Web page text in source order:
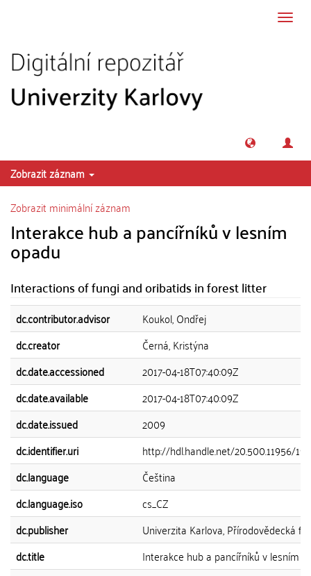
Zobrazit záznam
Zobrazit minimální záznam
Interakce hub a pancířníků v lesním
opadu
Interactions of fungi and oribatids in forest litter
dc.contributor.advisor
Koukol, Ondřej
dc.creator
Černá, Kristýna
dc.date.accessioned
2017-04-18T07:40:09Z
dc.date.available
2017-04-18T07:40:09Z
dc.date.issued
2009
dc.identifier.uri
http://hdl.handle.net/20.500.11956/
dc.language
Čeština
dc.language.iso
cs_CZ
dc.publisher
Univerzita Karlova, Přírodovědecká
dc.title
Interakce hub a pancířníků v lesním